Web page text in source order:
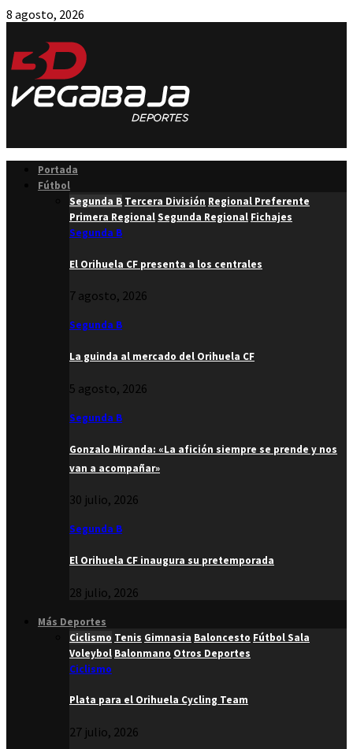
8 agosto, 2026
Portada
Fútbol
Segunda B Tercera División Regional Preferente
Primera RegionalSegunda Regional Fichajes
Segunda B
El Orihuela CF presenta a los centrales
7 agosto, 2026
Segunda B
La guinda al mercado del Orihuela CF
5 agosto, 2026
Segunda B
Gonzalo Miranda: «La afición siempre se prende y nos
van a acompañar»
30 julio, 2026
Segunda B
El Orihuela CF inaugura su pretemporada
28 julio, 2026
Más Deportes
Ciclismo Tenis Gimnasia Baloncesto Fútbol Sala
Voleybol Balonmano Otros Deportes
Ciclismo
Plata para el Orihuela Cycling Team
27 julio, 2026